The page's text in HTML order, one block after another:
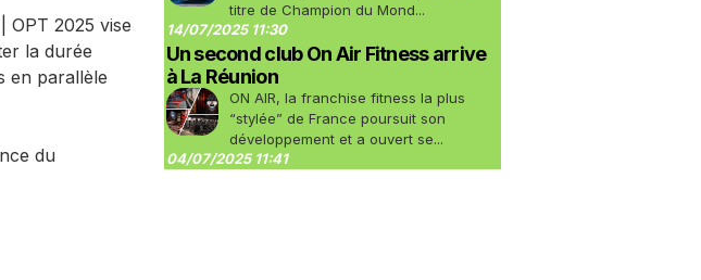
OPT 2025 vise
la durée
en parallèle
du
titre de Champion du Mond...
14/07/2025 11:30
Un second club On Air Fitness arrive
à La Réunion
ON AIR, la franchise fitness la plus
“stylée” de France poursuit son
développement et a ouvert se...
04/07/2025 11:41